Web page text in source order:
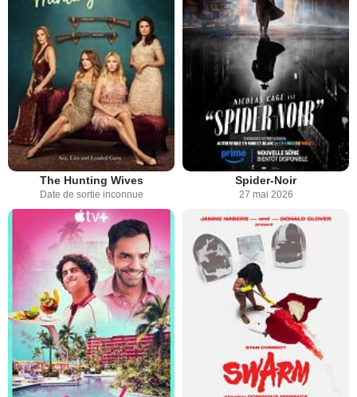
The Hunting Wives
Date de sortie inconnue
Spider-Noir
27 mai 2026